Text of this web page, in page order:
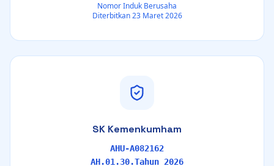
Nomor Induk Berusaha
Diterbitkan 23 Maret 2026
SK Kemenkumham
AHU-A082162
AH.01.30.Tahun 2026